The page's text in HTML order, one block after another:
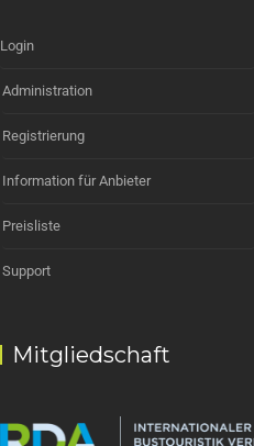
Login
Administration
Registrierung
Information für Anbieter
Preisliste
Support
Mitgliedschaft